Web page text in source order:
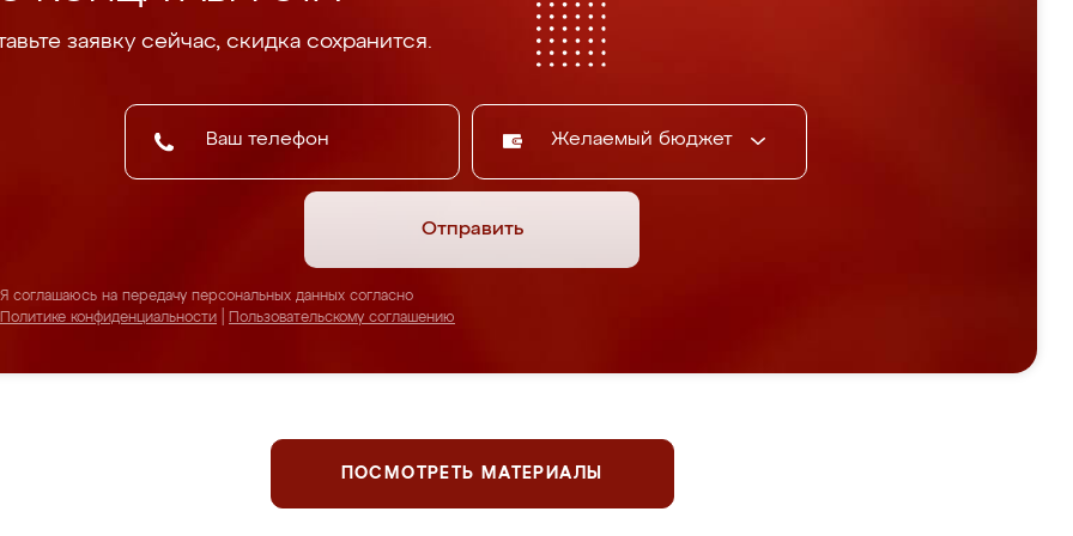
заявку сейчас, скидка сохранится.
Желаемый бюджет
Отправить
Я соглашаюсь на передачу персональных данных согласно
Политике конфиденциальности
Пользовательскому соглашению
ПОСМОТРЕТЬ МАТЕРИАЛЫ